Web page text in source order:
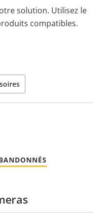
solution. Utilisez le
compatibles.